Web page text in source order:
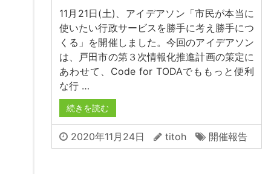
11月21日(土)、アイデアソン「市民が本当に
使いたい行政サービスを勝手に考え勝手につ
くる」を開催しました。今回のアイデアソン
は、戸田市の第３次情報化推進計画の策定に
あわせて、Code for TODAでももっと便利
な行 …
続きを読む
2020年11月24日 titoh 開催報告